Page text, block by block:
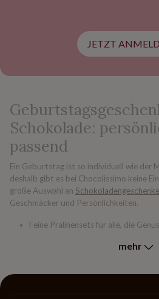
JETZT
Schokolade:
passend
Ein Geburtstag ist so individuell wie der
deshalb gibt es bei Chocolissimo keine
große Auswahl an
Geschmäcker und Persönlichkeiten.
Feine Pralinensets für alle, die
nicht genug ist.
mehr